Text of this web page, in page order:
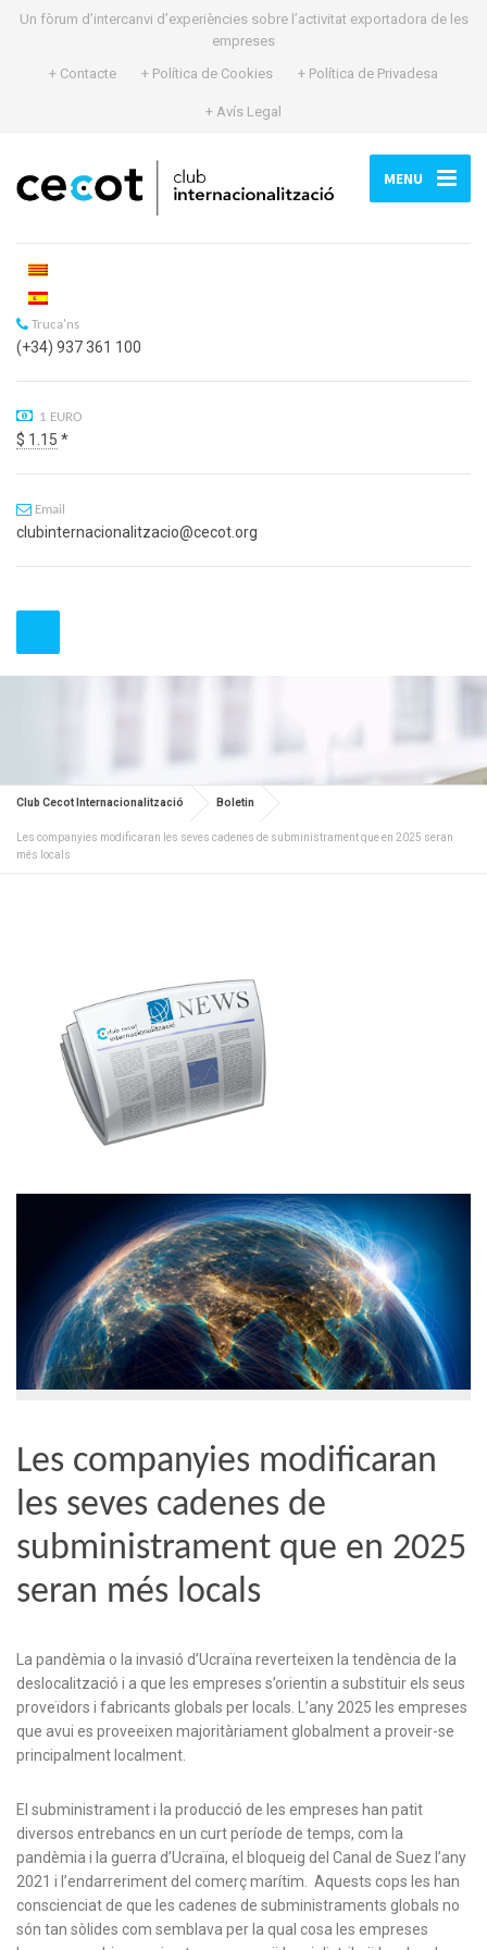
Un fòrum d’intercanvi d’experiències sobre l’activitat exportadora de les
empreses
+ Contacte
+ Política de Cookies + Política de Privadesa
+ Avís Legal
MENU
Truca'ns
(+34) 937 361 100
1 EURO
$ 1.15 *
Email
clubinternacionalitzacio@cecot.org
Club Cecot Internacionalització Boletin
Les companyies modificaran les seves cadenes de subministrament que en 2025 seran
més locals
Les companyies modificaran
les seves cadenes de
subministrament que en 2025
seran més locals
La pandèmia o la invasió d’Ucraïna reverteixen la tendència de la
deslocalització i a que les empreses s’orientin a substituir els seus
proveïdors i fabricants globals per locals. L’any 2025 les empreses
que avui es proveeixen majoritàriament globalment a proveir-se
principalment localment.
El subministrament i la producció de les empreses han patit
diversos entrebancs en un curt període de temps, com la
pandèmia i la guerra d’Ucraïna, el bloqueig del Canal de Suez l’any
2021 i l’endarreriment del comerç marítim. Aquests cops les han
conscienciat de que les cadenes de subministraments globals no
són tan sòlides com semblava per la qual cosa les empreses